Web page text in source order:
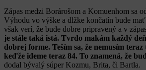
Zápas medzi Borárošom a Komuenhom sa
Výhodu vo výške a dlžke končatín bude
však verí, že bude dobre pripravený a v
je stále taká istá. Tvrdo makám každý
dobrej forme. Teším sa, že nemusím
keďže ideme teraz 84. To znamená, že
dodal bývalý súper Kozmu, Brita, či Bartla.